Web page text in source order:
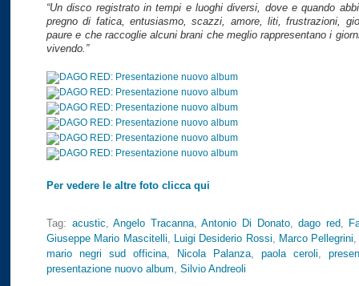
“Un disco registrato in tempi e luoghi diversi, dove e quando
pregno di fatica, entusiasmo, scazzi, amore, liti, frustrazioni,
paure e che raccoglie alcuni brani che meglio rappresentano i
vivendo.”
Per vedere le altre foto clicca qui
Tag: acustic ,Angelo Tracanna,Antonio Di Donato,dago red
Giuseppe Mario Mascitelli
Luigi Desiderio Rossi Marco Pellegrini
mario negri sud officina
Nicola Palanza paola ceroli
presentazione nuovo album
Silvio Andreoli